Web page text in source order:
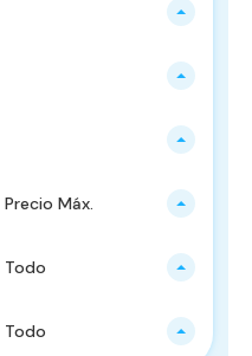
Precio Máx.
Todo
Todo